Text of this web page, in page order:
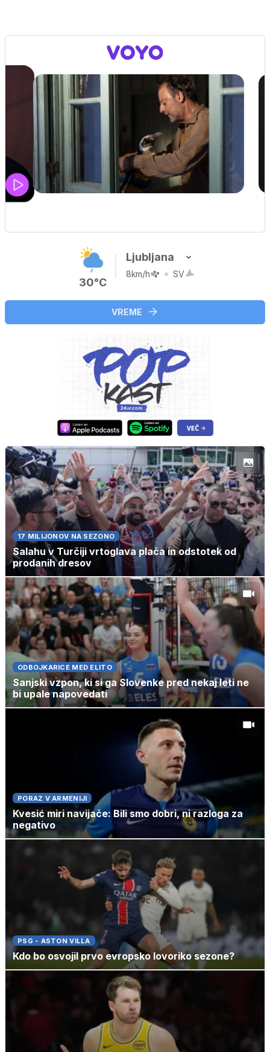
UEFA SUPERPOKAL
30°C
Ljubljana
8km/h SV
VREME
17 MILIJONOV NA SEZONO
Salahu v Turčiji vrtoglava plača in odstotek od
prodanih dresov
ODBOJKARICE MED ELITO
Sanjski vzpon, ki si ga Slovenke pred nekaj leti ne
bi upale napovedati
PORAZ V ARMENIJI
Kvesić miri navijače: Bili smo dobri, ni razloga za
negativo
PSG - ASTON VILLA
Kdo bo osvojil prvo evropsko lovoriko sezone?